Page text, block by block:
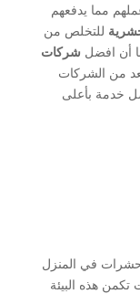
مما يدفعهم
للتخلص من
أن افضل شركات
من الشركات
خدمة بأعلى
في المنزل
تكمن هذه البيئة